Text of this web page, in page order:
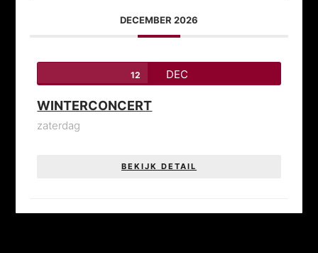
DECEMBER 2026
12 DEC
WINTERCONCERT
zaterdag
BEKIJK DETAIL